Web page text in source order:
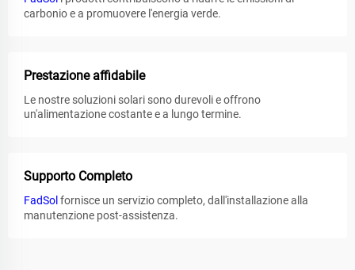
carbonio e a promuovere l'energia verde.
Prestazione affidabile
Le nostre soluzioni solari sono durevoli e offrono
un'alimentazione costante e a lungo termine.
Supporto Completo
FadSol fornisce un servizio completo, dall'installazione alla
manutenzione post-assistenza.